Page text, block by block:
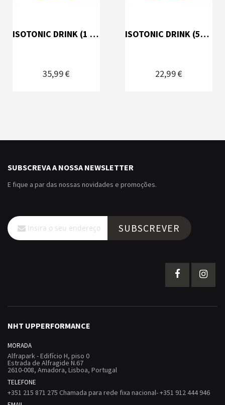
ISOTONIC DRINK (1 kg)
35,99 €
ISOTONIC DRINK (500 g)
22,99 €
SUBSCREVA A NOSSA NEWSLETTER
E fique a par das nossas novidades e promoções.
Subscreva
a
nossa
SUBSCREVER
NHT UPPERFORMANCE
MORADA
Alfrapark - Edifício H, piso 0
Estrada de Alfragide N.67
2610-008, Amadora, Lisboa, Portugal
TELEFONE
+351 215 871 275 Chamada para rede fixa nacional- +351 912 444 946